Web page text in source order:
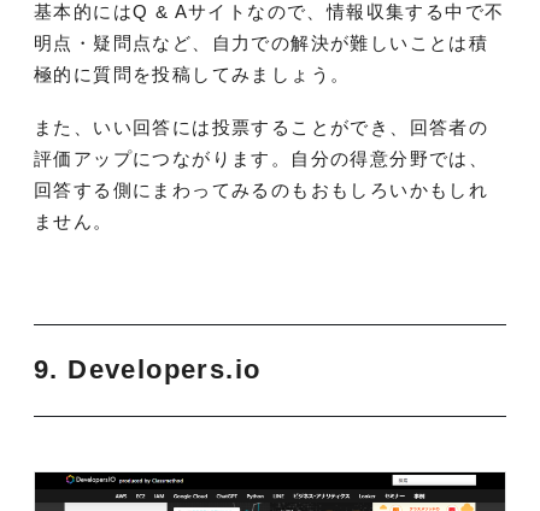
基本的にはQ & Aサイトなので、情報収集する中で不
明点・疑問点など、自力での解決が難しいことは積
極的に質問を投稿してみましょう。
また、いい回答には投票することができ、回答者の
評価アップにつながります。自分の得意分野では、
回答する側にまわってみるのもおもしろいかもしれ
ません。
9. Developers.io